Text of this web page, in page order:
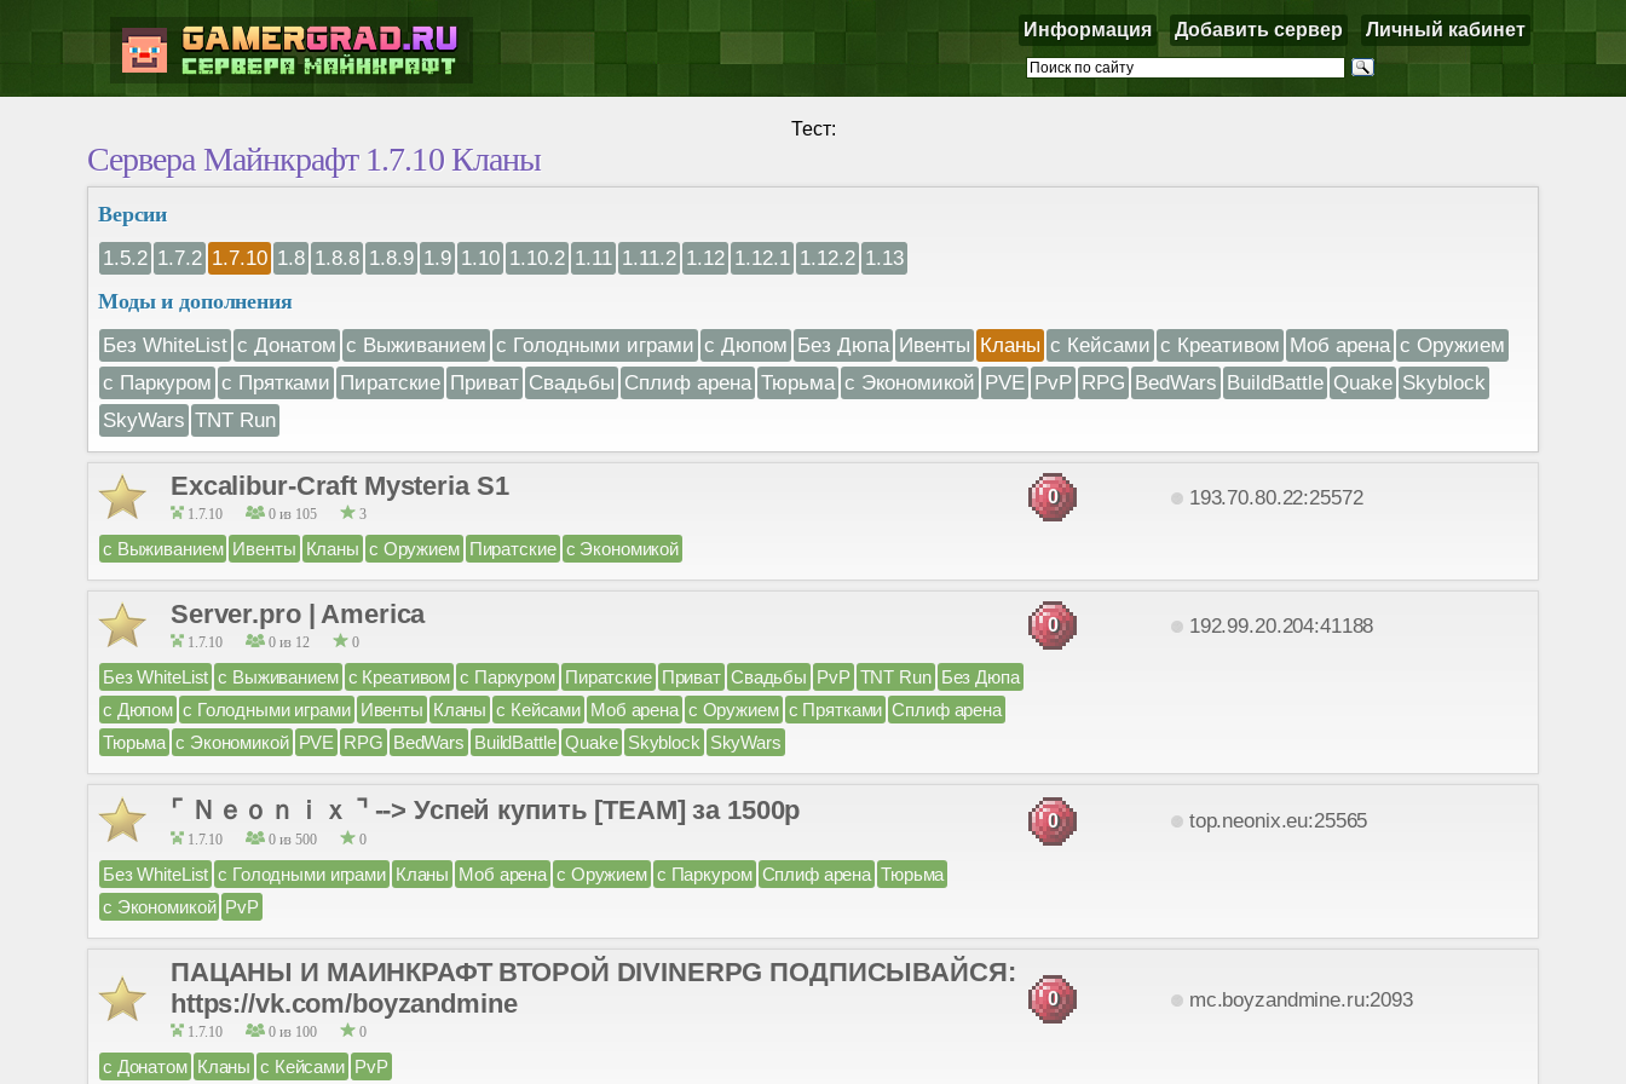
Информация Добавить сервер Личный кабинет
Тест:
Сервера Майнкрафт 1.7.10 Кланы
Версии
1.5.2 1.7.2 1.7.10 1.8 1.8.8 1.8.9 1.9 1.10 1.10.2 1.11 1.11.2 1.12 1.12.1 1.12.2 1.13
Моды и дополнения
Без WhiteList с Донатом с Выживанием с Голодными играми с Дюпом Без Дюпа Ивенты Кланы с Кейсами с Креативом Моб арена с Оружием
с Паркуром с Прятками Пиратские Приват Свадьбы Сплиф арена Тюрьма с Экономикой PVE PvP RPG BedWars BuildBattle Quake Skyblock
SkyWars TNT Run
Excalibur-Craft Mysteria S1
1.7.10 0 из 105 3
0 193.70.80.22:25572
с Выживанием Ивенты Кланы с Оружием Пиратские с Экономикой
Server.pro | America
1.7.10 0 из 12 0
0 192.99.20.204:41188
Без WhiteList с Выживанием с Креативом с Паркуром Пиратские Приват Свадьбы PvP TNT Run Без Дюпа
с Дюпом с Голодными играми Ивенты Кланы с Кейсами Моб арена с Оружием с Прятками Сплиф арена
Тюрьма с Экономикой PVE RPG BedWars BuildBattle Quake Skyblock SkyWars
⌜ Ｎｅｏｎｉｘ ⌝ --> Успей купить [TEAM] за 1500р
1.7.10 0 из 500 0
0 top.neonix.eu:25565
Без WhiteList с Голодными играми Кланы Моб арена с Оружием с Паркуром Сплиф арена Тюрьма
с Экономикой PvP
ПАЦАНЫ И МАИНКРАФТ ВТОРОЙ DIVINERPG ПОДПИСЫВАЙСЯ:
https://vk.com/boyzandmine
1.7.10 0 из 100 0
0 mc.boyzandmine.ru:2093
с Донатом Кланы с Кейсами PvP